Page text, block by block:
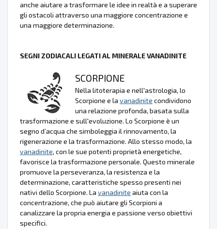
anche aiutare a trasformare le idee in realtà e a superare
gli ostacoli attraverso una maggiore concentrazione e
una maggiore determinazione.
SEGNI ZODIACALI LEGATI AL MINERALE VANADINITE
SCORPIONE
Nella litoterapia e nell'astrologia, lo
Scorpione e la vanadinite condividono
una relazione profonda, basata sulla
trasformazione e sull'evoluzione. Lo Scorpione è un
segno d’acqua che simboleggia il rinnovamento, la
rigenerazione e la trasformazione. Allo stesso modo, la
vanadinite, con le sue potenti proprietà energetiche,
favorisce la trasformazione personale. Questo minerale
promuove la perseveranza, la resistenza e la
determinazione, caratteristiche spesso presenti nei
nativi dello Scorpione. La vanadinite aiuta con la
concentrazione, che può aiutare gli Scorpioni a
canalizzare la propria energia e passione verso obiettivi
specifici.